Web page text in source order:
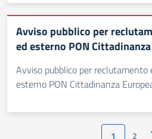
Avviso pubblico per
ed esterno PON
Avviso pubblico per
esterno PON Cittadinanza
1 2